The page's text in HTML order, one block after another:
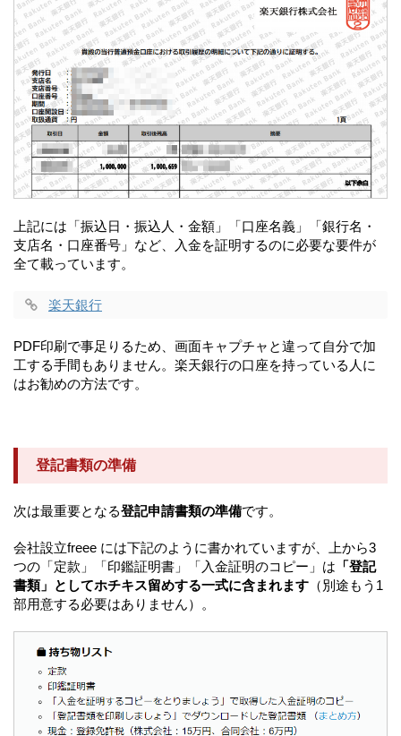
上記には「振込日・振込人・金額」「口座名義」「銀行名・
支店名・口座番号」など、入金を証明するのに必要な要件が
全て載っています。
楽天銀行
PDF印刷で事足りるため、画面キャプチャと違って自分で加
工する手間もありません。楽天銀行の口座を持っている人に
はお勧めの方法です。
登記書類の準備
次は最重要となる登記申請書類の準備です。
会社設立freee には下記のように書かれていますが、上から3
つの「定款」「印鑑証明書」「入金証明のコピー」は 「登記
書類」としてホチキス留めする一式に含まれます （別途もう1
部用意する必要はありません）。